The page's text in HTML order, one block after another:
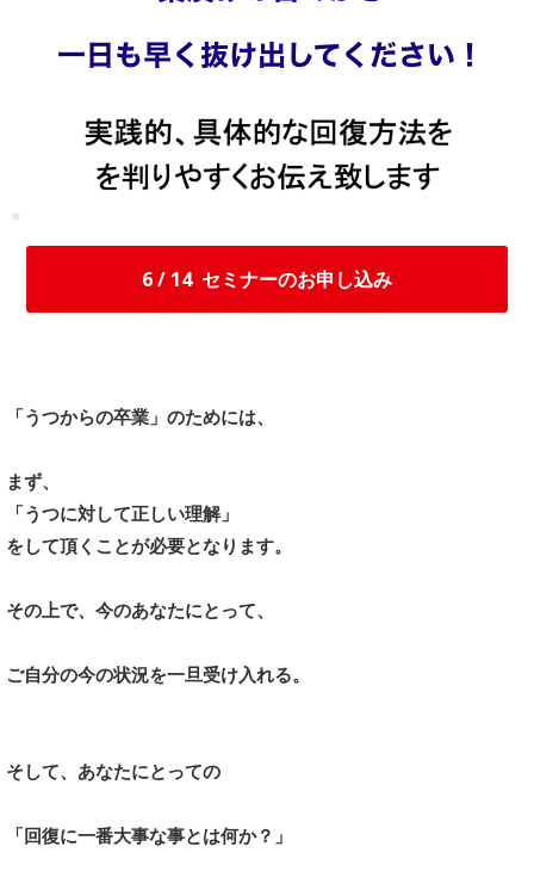
6 / 14 セミナーのお申し込み
「うつからの卒業」のためには、
まず、
「うつに対して正しい理解」
をして頂くことが必要となります。
その上で、 今のあなたにとって、
ご自分の今の状況を一旦受け入れる。
そして、あなたにとっての
「回復に一番大事な事とは何か？」